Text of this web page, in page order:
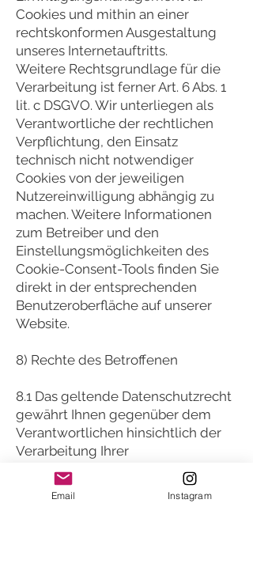
Cookies und mithin an einer
rechtskonformen Ausgestaltung
unseres Internetauftritts.
Weitere Rechtsgrundlage für die
Verarbeitung ist ferner Art. 6 Abs. 1
lit. c DSGVO. Wir unterliegen als
Verantwortliche der rechtlichen
Verpflichtung, den Einsatz
technisch nicht notwendiger
Cookies von der jeweiligen
Nutzereinwilligung abhängig zu
machen. Weitere Informationen
zum Betreiber und den
Einstellungsmöglichkeiten des
Cookie-Consent-Tools finden Sie
direkt in der entsprechenden
Benutzeroberfläche auf unserer
Website.
8) Rechte des Betroffenen
8.1 Das geltende Datenschutzrecht
gewährt Ihnen gegenüber dem
Verantwortlichen hinsichtlich der
Verarbeitung Ihrer
personenbezogenen Daten die
nachstehenden Betroffenenrechte
Email Instagram